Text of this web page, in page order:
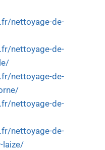
nettoyage-de-
nettoyage-de-
nettoyage-de-
nettoyage-de-
nettoyage-de-
laize/